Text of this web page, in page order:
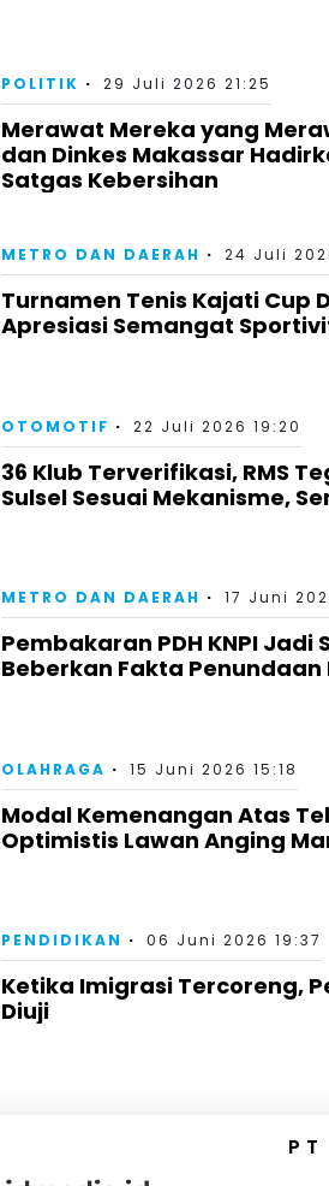
POLITIK 29 Juli 2026 21:25
Merawat Mereka yang
dan Dinkes Makassar
Satgas Kebersihan
METRO DAN DAERAH 24 Juli
Turnamen Tenis Kajati Cup
Apresiasi Semangat
OTOMOTIF 22 Juli 2026 19:20
36 Klub Terverifikasi, RMS
Sulsel Sesuai Mekanisme,
METRO DAN DAERAH 17 Juni
Pembakaran PDH KNPI Jadi
Beberkan Fakta
OLAHRAGA 15 Juni 2026 15:18
Modal Kemenangan Atas
Optimistis Lawan Anging
PENDIDIKAN 06 Juni 2026 19:37
Ketika Imigrasi Tercoreng,
Diuji